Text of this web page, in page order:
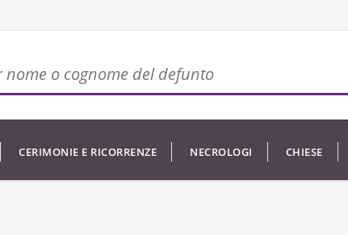
CERIMONIE E RICORRENZE NECROLOGI CHIESE